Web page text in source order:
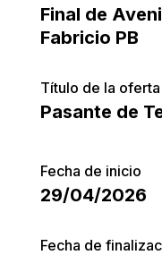
Final de
Fabricio PB
Título de la oferta
Pasante de
Fecha de inicio
29/04/2026
Fecha de